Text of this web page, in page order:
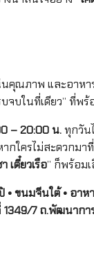
คุณภาพ และอาห
บจบในที่เดียว” ที่
– 20:00 น.ทุกวัน
ใครไม่สะดวกมา
เตี๋ยวเรือ” ก็พร้อม
• ขนมจีนใต้ • อาห
1349/7 ถ.พัฒนากา